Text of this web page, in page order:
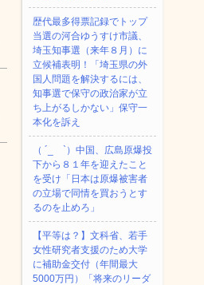
歴代最多得票記録でトップ
当選の河合ゆうすけ市議、
埼玉知事選（来年８月）に
立候補表明！「埼玉県の外
国人問題を解決するには、
知事選で保守の政治家が立
ち上がるしかない」保守一
本化を訴え
（ ´_ゝ`）中国、広島原爆投
下から８１年を迎えたこと
を受け「日本は原爆被害者
の立場で同情を買おうとす
るのを止めろ」
【平等は？】文科省、若手
女性研究者支援のため大学
に補助金交付（年間最大
5000万円）「将来のリーダ